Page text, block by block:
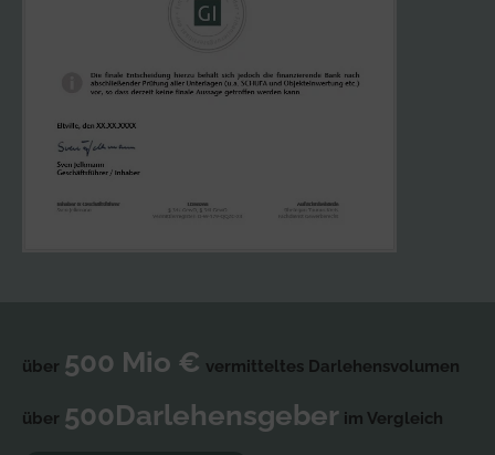
über 500 Mio € vermitteltes Darlehensvolumen
über 500Darlehensgeber im Vergleich